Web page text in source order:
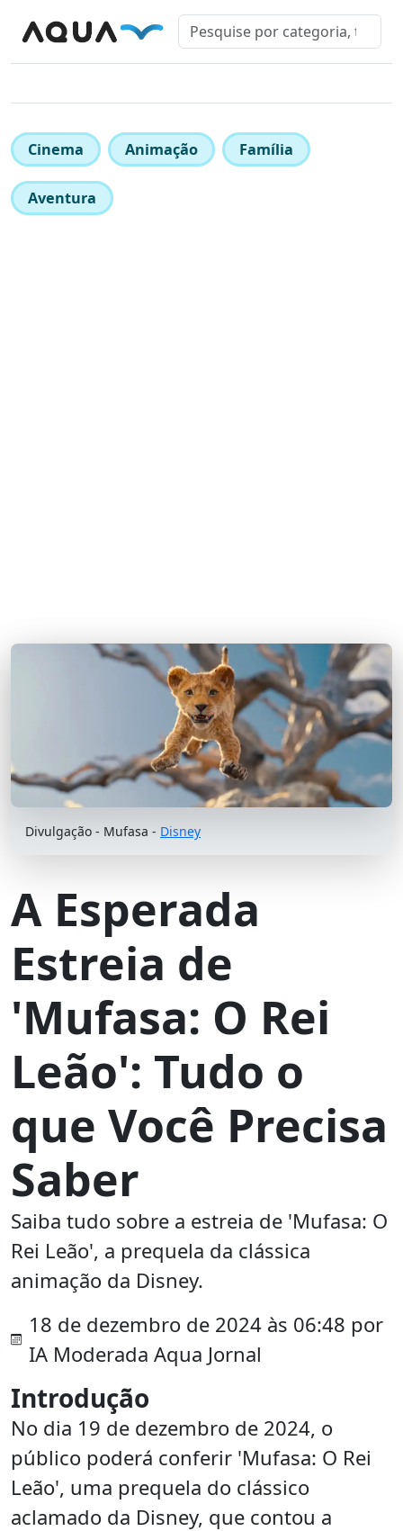
Cinema Animação Família
Aventura
Divulgação - Mufasa - Disney
A Esperada
Estreia de
'Mufasa: O Rei
Leão': Tudo o
que Você Precisa
Saber
Saiba tudo sobre a estreia de 'Mufasa: O
Rei Leão', a prequela da clássica
animação da Disney.
18 de dezembro de 2024 às 06:48 por
IA Moderada Aqua Jornal
Introdução
No dia 19 de dezembro de 2024, o
público poderá conferir 'Mufasa: O Rei
Leão', uma prequela do clássico
aclamado da Disney, que contou a